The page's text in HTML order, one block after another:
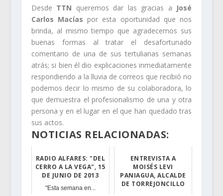
Desde TTN queremos dar las gracias a José
Carlos Macías por esta oportunidad que nos
brinda, al mismo tiempo que agradecemos sus
buenas formas al tratar el desafortunado
comentario de una de sus tertulianas semanas
atrás; si bien él dio explicaciones inmediatamente
respondiendo a la lluvia de correos que recibió no
podemos decir lo mismo de su colaboradora, lo
que demuestra el profesionalismo de una y otra
persona y en el lugar en el que han quedado tras
sus actos.
NOTICIAS RELACIONADAS:
RADIO ALFARES: "DEL
CERRO A LA VEGA", 15
DE JUNIO DE 2013
"Esta semana en...
ENTREVISTA A
MOISÉS LEVI
PANIAGUA, ALCALDE
DE TORREJONCILLO